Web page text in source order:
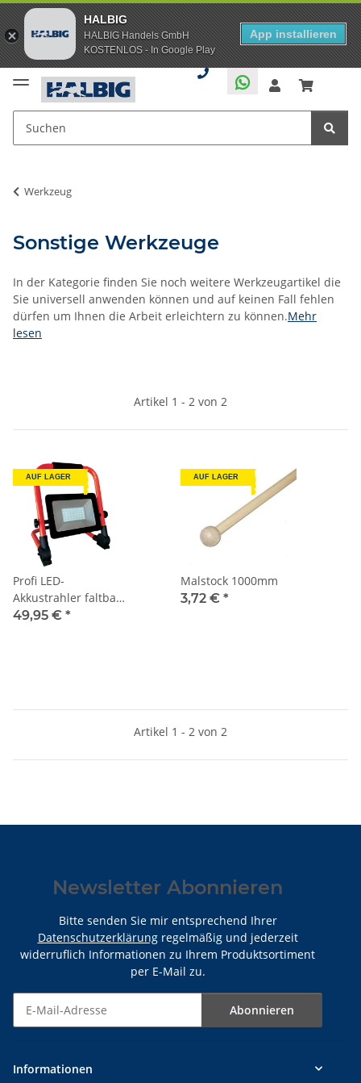
HALBIG
HALBIG Handels GmbH
KOSTENLOS - In Google Play
App installieren
Werkzeug
Sonstige Werkzeuge
In der Kategorie finden Sie noch weitere Werkzeugartikel die
Sie universell anwenden können und auf keinen Fall fehlen
dürfen um Ihnen die Arbeit erleichtern zu können.Mehr
lesen
Artikel 1 - 2 von 2
AUF LAGER
Profi LED-
Akkustrahler faltbar
50W
49,95 € *
AUF LAGER
Malstock 1000mm
3,72 € *
Artikel 1 - 2 von 2
Newsletter Abonnieren
Bitte senden Sie mir entsprechend Ihrer
Datenschutzerklärungregelmäßig und jederzeit
widerruflich Informationen zu Ihrem Produktsortiment
per E-Mail zu.
Abonnieren
Informationen